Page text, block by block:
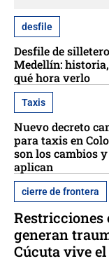
desfile
Desfile de
Medellín:
qué hora verlo
Taxis
Nuevo decreto
para taxis en
son los cambios
aplican
cierre de frontera
Restricciones
generan
Cúcuta vive